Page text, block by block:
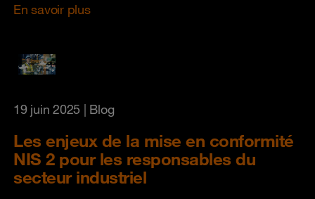
En savoir plus
19 juin 2025 | Blog
Les enjeux de la mise en conformité
NIS 2 pour les responsables du
secteur industriel